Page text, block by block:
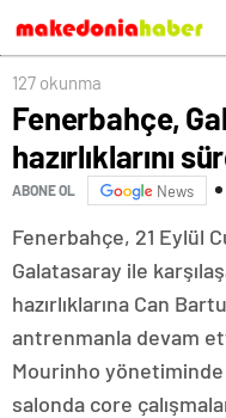
127 okunma
Fenerbahçe,
hazırlıklarını
ABONE OL News
Fenerbahçe, 21 Eylül
Galatasaray ile
hazırlıklarına Can
antrenmanla devam
Mourinho
salonda core